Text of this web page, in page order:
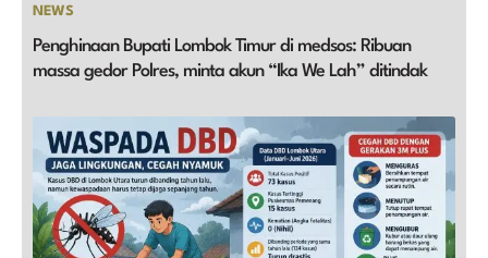
NEWS
Penghinaan Bupati Lombok Timur di medsos: Ribuan
massa gedor Polres, minta akun “Ika We Lah” ditindak